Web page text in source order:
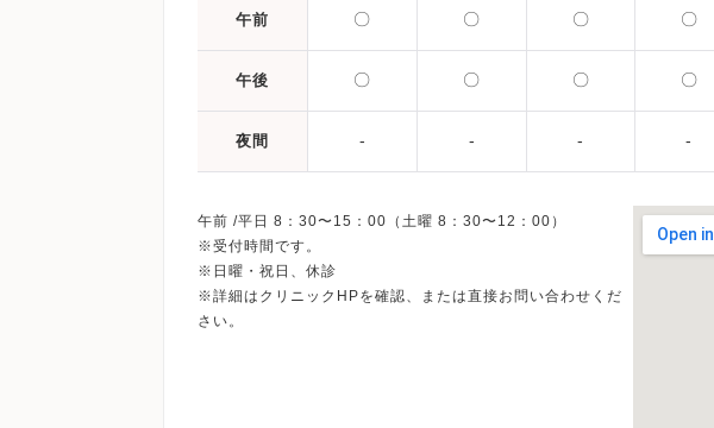
午前 〇 〇 〇 〇
午後 〇 〇 〇 〇
夜間 - - - -
午前 /平日 8：30〜15：00（土曜 8：30〜12：00）
※受付時間です。
※日曜・祝日、休診
※詳細はクリニックHPを確認、または直接お問い合わせくだ